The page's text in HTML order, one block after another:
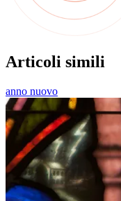
Articoli simili
anno nuovo